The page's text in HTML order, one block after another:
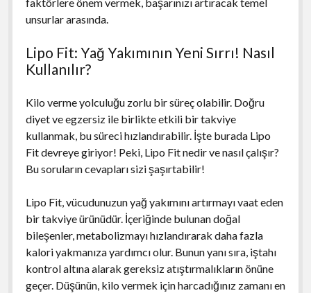
unsurlar arasında.
Lipo Fit: Yağ Yakımının Yeni Sırrı! Nasıl
Kullanılır?
Kilo verme yolculuğu zorlu bir süreç olabilir. Doğru
diyet ve egzersiz ile birlikte etkili bir takviye
kullanmak, bu süreci hızlandırabilir. İşte burada Lipo
Fit devreye giriyor! Peki, Lipo Fit nedir ve nasıl çalışır?
Bu soruların cevapları sizi şaşırtabilir!
Lipo Fit, vücudunuzun yağ yakımını artırmayı vaat eden
bir takviye ürünüdür. İçeriğinde bulunan doğal
bileşenler, metabolizmayı hızlandırarak daha fazla
kalori yakmanıza yardımcı olur. Bunun yanı sıra, iştahı
kontrol altına alarak gereksiz atıştırmalıkların önüne
geçer. Düşünün, kilo vermek için harcadığınız zamanı en